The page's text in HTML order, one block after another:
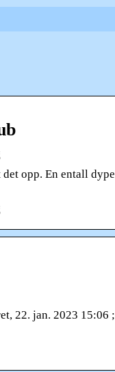
opp. En entall
22. jan. 2023 15:06